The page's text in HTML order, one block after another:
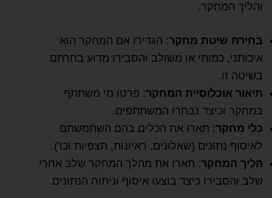
והליך המחקר.
בחירת שיטת מחקר: הגדירו אם המחקר הוא
איכותני, כמותי או משולב והסבירו מדוע בחרתם
בשיטה זו.
תיאור אוכלוסיית המחקר: פרטו מי משתתף
במחקר וכיצד נבחרו המשתתפים.
כלי מחקר: תארו את הכלים בהם השתמשתם
לאיסוף נתונים (שאלונים, ראיונות, תצפיות וכו').
הליך המחקר: תארו את מהלך המחקר שלב אחרי
שלב והסבירו כיצד בוצעו איסוף וניתוח הנתונים.